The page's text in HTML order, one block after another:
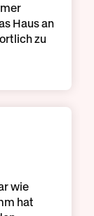
Haus an
zu
wie
hat